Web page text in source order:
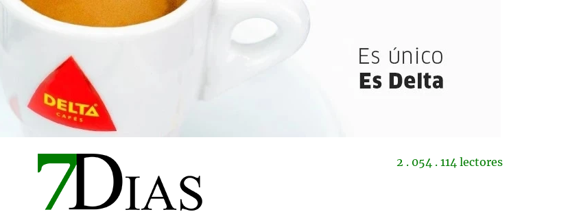
2 . 054 . 114 lectores